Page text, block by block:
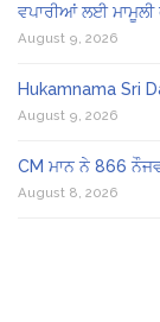
ਵਪਾਰੀਆਂ ਲਈ ਮਾਮੂਲੀ
August 9, 2026
Hukamnama Sri
August 9, 2026
CM ਮਾਨ ਨੇ 866
August 8, 2026